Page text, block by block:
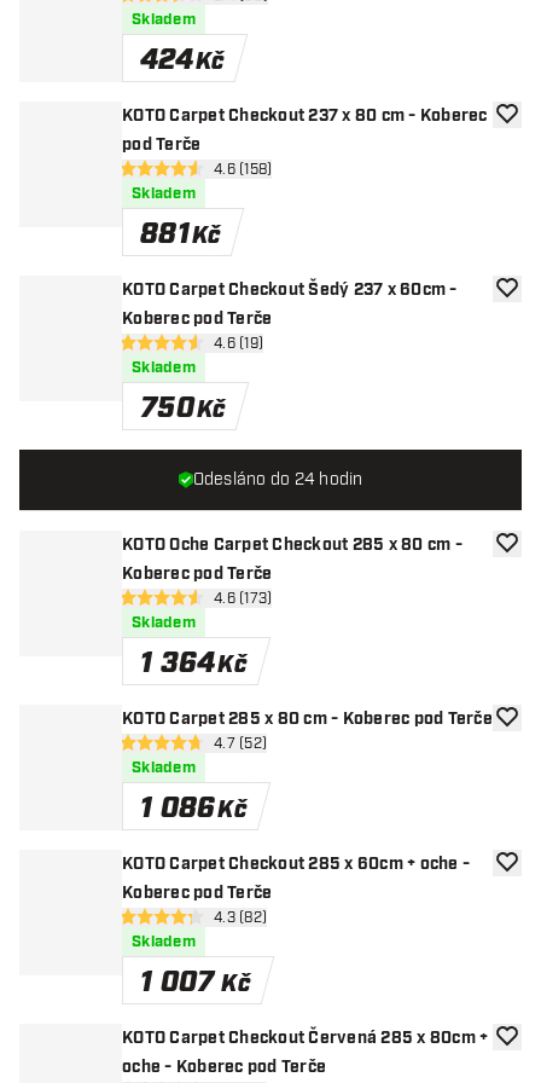
Skladem
424Kč
KOTO Carpet Checkout 237 x 80 cm - Koberec
pod Terče
otevřít panel recenzí
4.6 hodnoticí hvězdičky
4.6 (158)
Skladem
881Kč
KOTO Carpet Checkout Šedý 237 x 60cm -
Koberec pod Terče
otevřít panel recenzí
4.6 hodnoticí hvězdičky
4.6 (19)
Skladem
750Kč
KOTO Oche Carpet Checkout 285 x 80 cm -
Koberec pod Terče
otevřít panel recenzí
4.6 hodnoticí hvězdičky
4.6 (173)
Skladem
1 364Kč
KOTO Carpet 285 x 80 cm - Koberec pod Terče
otevřít panel recenzí
4.7 hodnoticí hvězdičky
4.7 (52)
Skladem
1 086Kč
KOTO Carpet Checkout 285 x 60cm + oche -
Koberec pod Terče
otevřít panel recenzí
4.3 hodnoticí hvězdičky
4.3 (82)
Skladem
1 007 Kč
KOTO Carpet Checkout Červená 285 x 80cm +
oche - Koberec pod Terče
Odesláno do 24 hodin